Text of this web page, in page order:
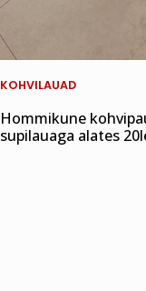
KOHVILAUAD
Hommikune
supilauaga alates